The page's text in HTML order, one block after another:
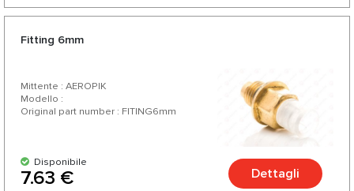
Fitting 6mm
Mittente : AEROPIK
Modello :
Original part number : FITING6mm
Disponibile
7.63 € Dettagli